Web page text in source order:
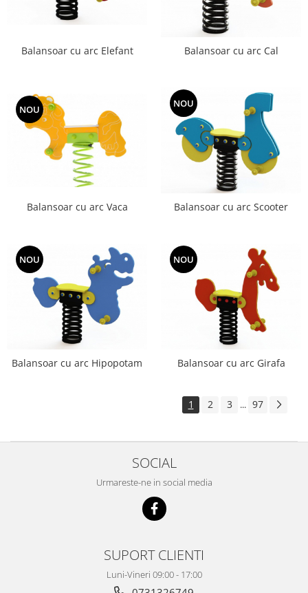
Balansoar cu arc Elefant Balansoar cu arc Cal
NOU
Balansoar cu arc Vaca
NOU
Balansoar cu arc Scooter
NOU
Balansoar cu arc Hipopotam
NOU
Balansoar cu arc Girafa
1 2 3 ... 97
SOCIAL
Urmareste-ne in social media
SUPORT CLIENTI
Luni-Vineri 09:00 - 17:00